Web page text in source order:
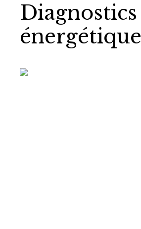
Diagnostics
énergétique